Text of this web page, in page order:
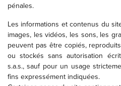
pénales.
Les informations et contenus du
images, les vidéos, les sons, les
peuvent pas être copiés,
ou stockés sans autorisation
s.a.s., sauf pour un usage
fins expressément indiquées.